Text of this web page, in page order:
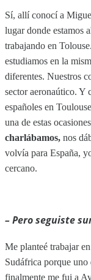
Sí, allí conocí a
lugar donde estamos
trabajando en
estudiamos en la
diferentes. Nuestros
sector aeronaútico. Y
españoles en
una de estas
charlábamos, nos
volvía para España,
cercano.
– Pero seguiste
Me planteé trabajar
Sudáfrica porque uno
finalmente me fui a